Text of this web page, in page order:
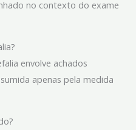
no contexto do exame
envolve achados
apenas pela medida